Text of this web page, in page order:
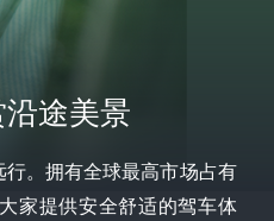
途美景
。拥有全球最高市场占有
家提供安全舒适的驾车体